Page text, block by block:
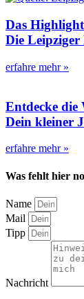
Das
Die Leipziger
erfahre mehr »
Entdecke die
Dein kleiner
erfahre mehr »
Was fehlt hier
Name
Mail
Tipp
Nachricht